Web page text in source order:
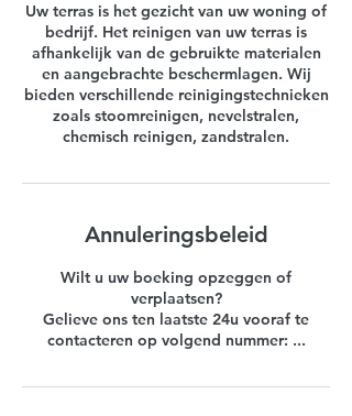
Uw terras is het gezicht van uw woning of
bedrijf. Het reinigen van uw terras is
afhankelijk van de gebruikte materialen
en aangebrachte beschermlagen. Wij
bieden verschillende reinigingstechnieken
zoals stoomreinigen, nevelstralen,
chemisch reinigen, zandstralen.
Annuleringsbeleid
Wilt u uw boeking opzeggen of
verplaatsen?
Gelieve ons ten laatste 24u vooraf te
contacteren op volgend nummer: ...